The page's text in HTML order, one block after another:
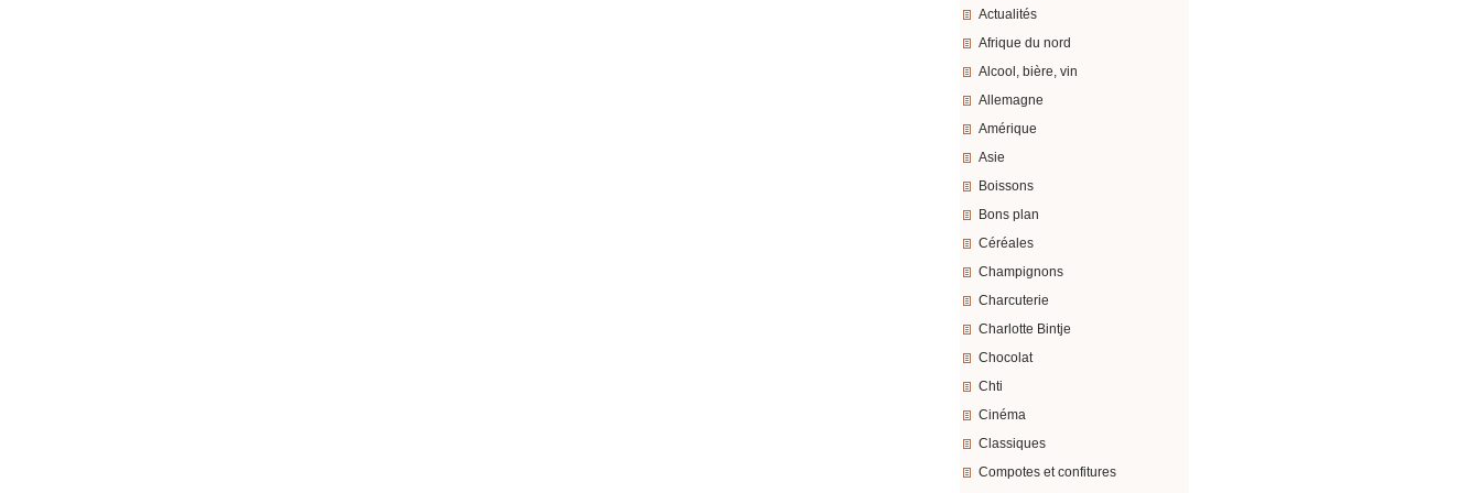
Actualités
Afrique du nord
Alcool, bière, vin
Allemagne
Amérique
Asie
Boissons
Bons plan
Céréales
Champignons
Charcuterie
Charlotte Bintje
Chocolat
Chti
Cinéma
Classiques
Compotes et confitures